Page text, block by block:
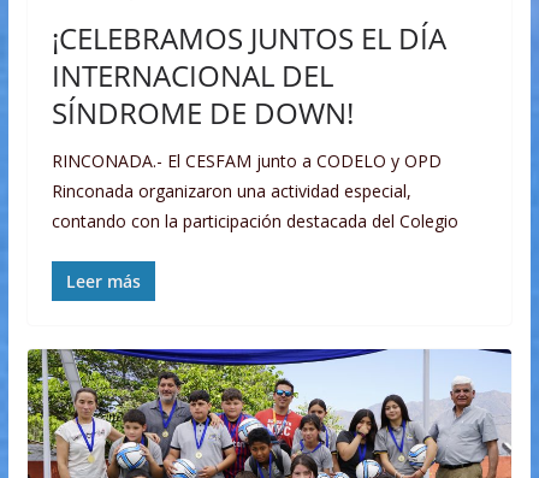
¡CELEBRAMOS JUNTOS EL DÍA
INTERNACIONAL DEL
SÍNDROME DE DOWN!
RINCONADA.- El CESFAM junto a CODELO y OPD
Rinconada organizaron una actividad especial,
contando con la participación destacada del Colegio
Leer más